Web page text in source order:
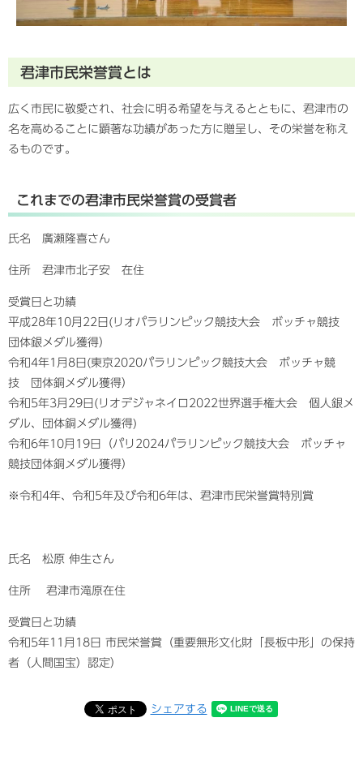
君津市民栄誉賞とは
広く市民に敬愛され、社会に明る希望を与えるとともに、君津市の
名を高めることに顕著な功績があった方に贈呈し、その栄誉を称え
るものです。
これまでの君津市民栄誉賞の受賞者
氏名 廣瀬隆喜さん
住所 君津市北子安 在住
受賞日と功績
平成28年10月22日(リオパラリンピック競技大会 ボッチャ競技
団体銀メダル獲得）
令和4年1月8日(東京2020パラリンピック競技大会 ボッチャ競
技 団体銅メダル獲得）
令和5年3月29日(リオデジャネイロ2022世界選手権大会 個人銀メ
ダル、団体銅メダル獲得)
令和6年10月19日（パリ2024パラリンピック競技大会 ボッチャ
競技団体銅メダル獲得）
※令和4年、令和5年及び令和6年は、君津市民栄誉賞特別賞
氏名 松原 伸生さん
住所 君津市滝原在住
受賞日と功績
令和5年11月18日 市民栄誉賞（重要無形文化財「長板中形」の保持
者（人間国宝）認定）
シェアする